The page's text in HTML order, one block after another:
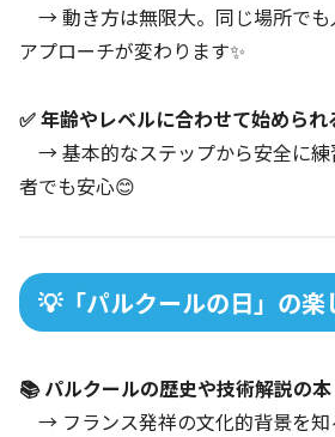
→ 動き方は無限大。同じ場所でも
アプローチが変わります✨
✅ 年齢やレベルに合わせて始められ
→ 基本的なステップから安全に練
者でも安心😊
💡「パルクールの日」の楽
📚 パルクールの歴史や技術解説の
→ フランス発祥の文化的背景を知